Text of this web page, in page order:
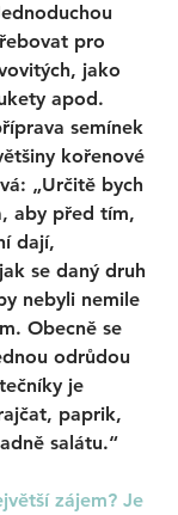
pro
jako
apod.
semínek
kořenové
„Určitě bych
aby před tím,
dají,
se daný druh
nebyli nemile
Obecně se
odrůdou
je
paprik,
salátu.“
zájem? Je